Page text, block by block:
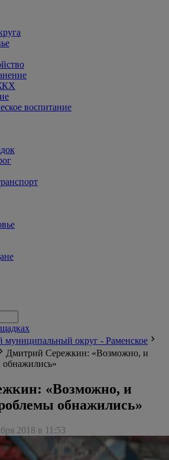
воспитание
округ - Раменское
Дмитрий Сережкин: «Возможно, и
«Возможно, и
обнажились»
2018 в 11:53